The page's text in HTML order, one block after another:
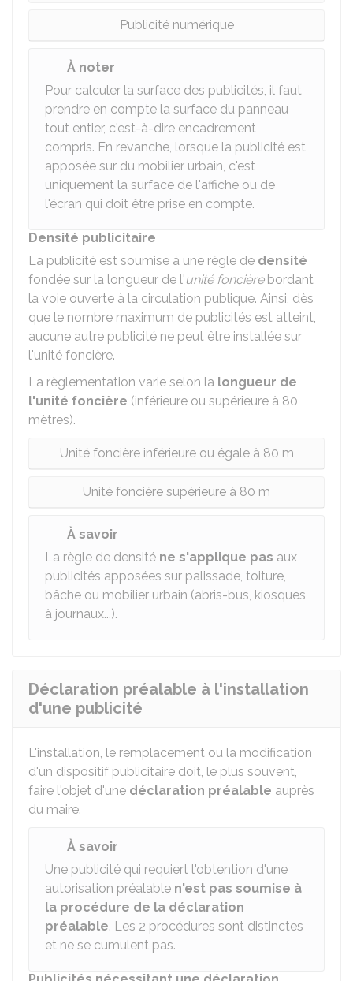
Publicité numérique
À noter
Pour calculer la surface des publicités, il faut
prendre en compte la surface du panneau
tout entier, c'est-à-dire encadrement
compris. En revanche, lorsque la publicité est
apposée sur du mobilier urbain, c'est
uniquement la surface de l'affiche ou de
l'écran qui doit être prise en compte.
Densité publicitaire
La publicité est soumise à une règle de densité
fondée sur la longueur de l'unité foncièrebordant
la voie ouverte à la circulation publique. Ainsi, dès
que le nombre maximum de publicités est atteint,
aucune autre publicité ne peut être installée sur
l'unité foncière.
La règlementation varie selon la longueur de
l'unité foncière (inférieure ou supérieure à 80
mètres).
Unité foncière inférieure ou égale à 80 m
Unité foncière supérieure à 80 m
À savoir
La règle de densité ne s'applique pas aux
publicités apposées sur palissade, toiture,
bâche ou mobilier urbain (abris-bus, kiosques
à journaux...).
Déclaration préalable à l'installation
d'une publicité
L'installation, le remplacement ou la modification
d'un dispositif publicitaire doit, le plus souvent,
faire l'objet d'une déclaration préalable auprès
du maire.
À savoir
Une publicité qui requiert l'obtention d'une
autorisation préalable n'est pas soumise à
la procédure de la déclaration
préalable. Les 2 procédures sont distinctes
et ne se cumulent pas.